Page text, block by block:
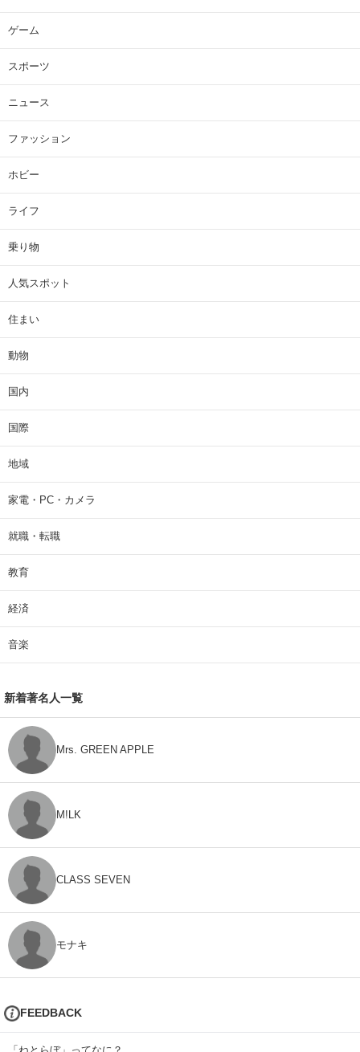
ゲーム
スポーツ
ニュース
ファッション
ホビー
ライフ
乗り物
人気スポット
住まい
動物
国内
国際
地域
家電・PC・カメラ
就職・転職
教育
経済
音楽
新着著名人一覧
Mrs. GREEN APPLE
M!LK
CLASS SEVEN
モナキ
FEEDBACK